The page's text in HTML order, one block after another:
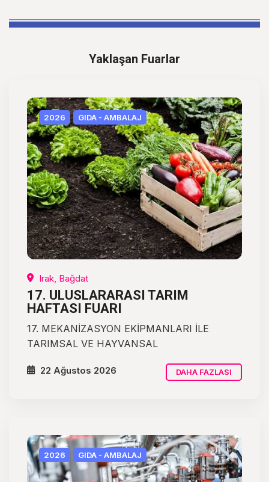
Yaklaşan Fuarlar
2026 GIDA - AMBALAJ
Irak, Bağdat
17. ULUSLARARASI TARIM
HAFTASI FUARI
17. MEKANİZASYON EKİPMANLARI İLE
TARIMSAL VE HAYVANSAL
22 Ağustos 2026 DAHA FAZLASI
2026 GIDA - AMBALAJ